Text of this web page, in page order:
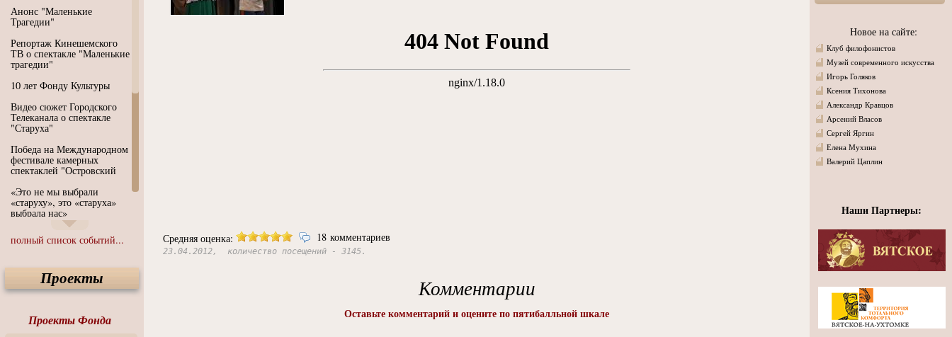
Анонс "Маленькие
Трагедии"
Репортаж Кинешемского
ТВ о спектакле "Маленькие
трагедии"
10 лет Фонду Культуры
Видео сюжет Городского
Телеканала о спектакле
"Старуха"
Победа на Международном
фестивале камерных
спектаклей "Островский
«Это не мы выбрали
«старуху», это «старуха»
выбрала нас»
Иммерсивный спектакль
"Язык чистого полета
Спектакль "Крик" в Музее
Современного Искусства
современного искусства от
Медиа-школа "ФОКУС"
полный список событий...
Проекты
Проекты Фонда
Средняя оценка: 18 комментариев
23.04.2012, количество посещений - 3145.
Комментарии
Оставьте комментарий и оцените по пятибалльной шкале
Новое на сайте:
Клуб филофонистов
Музей современного искусства
Игорь Голяков
Ксения Тихонова
Александр Кравцов
Арсений Власов
Сергей Яргин
Елена Мухина
Валерий Цаплин
Наши Партнеры: